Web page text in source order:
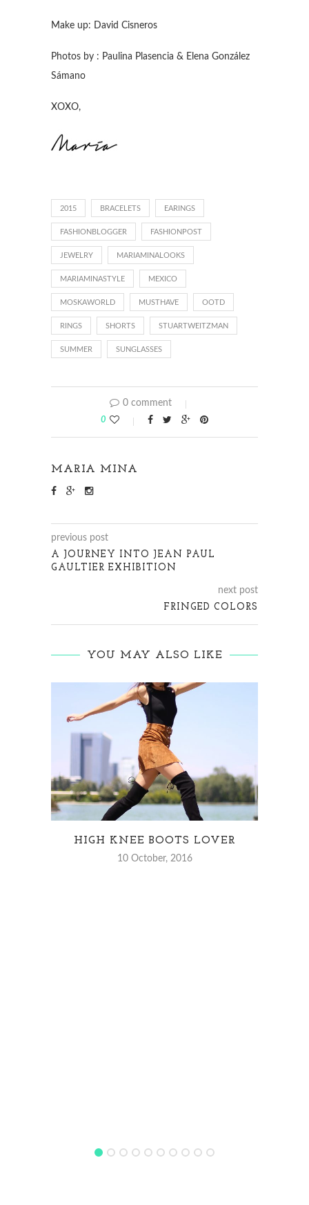
Make up: David Cisneros
Photos by : Paulina Plasencia & Elena González
Sámano
XOXO,
2015 BRACELETS EARINGS
FASHIONBLOGGER FASHIONPOST
JEWELRY MARIAMINALOOKS
MARIAMINASTYLE MEXICO
MOSKAWORLD MUSTHAVE OOTD
RINGS SHORTS STUARTWEITZMAN
SUMMER SUNGLASSES
0 comment
0
MARIA MINA
previous post
A JOURNEY INTO JEAN PAUL
GAULTIER EXHIBITION
next post
FRINGED COLORS
YOU MAY ALSO LIKE
HIGH KNEE BOOTS LOVER
10 October, 2016